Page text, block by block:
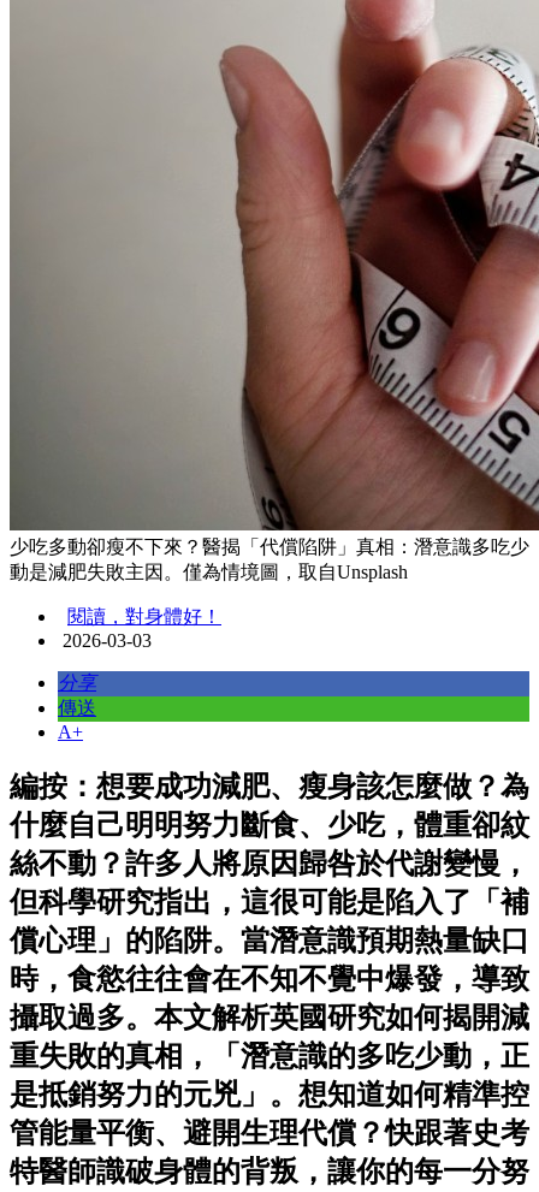
少吃多動卻瘦不下來？醫揭「代償陷阱」真相：潛意識多吃少
動是減肥失敗主因。僅為情境圖，取自Unsplash
閱讀，對身體好！
2026-03-03
分享
傳送
A+
編按：想要成功減肥、瘦身該怎麼做？為
什麼自己明明努力斷食、少吃，體重卻紋
絲不動？許多人將原因歸咎於代謝變慢，
但科學研究指出，這很可能是陷入了「補
償心理」的陷阱。當潛意識預期熱量缺口
時，食慾往往會在不知不覺中爆發，導致
攝取過多。本文解析英國研究如何揭開減
重失敗的真相，「潛意識的多吃少動，正
是抵銷努力的元兇」。想知道如何精準控
管能量平衡、避開生理代償？快跟著史考
特醫師識破身體的背叛，讓你的每一分努